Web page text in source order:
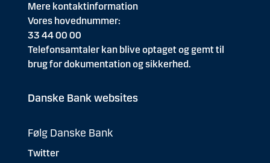
Mere kontaktinformation
Vores hovednummer:
33 44 00 00
Telefonsamtaler kan blive optaget og gemt til
brug for dokumentation og sikkerhed.
Danske Bank websites
Følg Danske Bank
Twitter